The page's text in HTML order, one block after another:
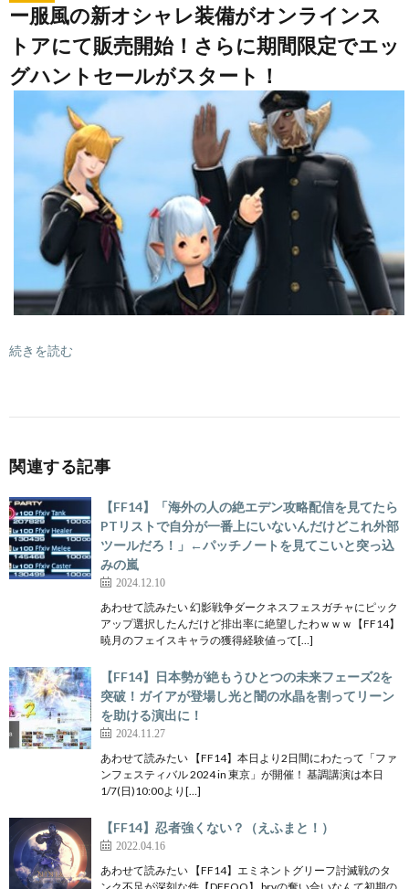
ー服風の新オシャレ装備がオンラインス
トアにて販売開始！さらに期間限定でエッ
グハントセールがスタート！
続きを読む
関連する記事
【FF14】「海外の人の絶エデン攻略配信を見てたら
PTリストで自分が一番上にいないんだけどこれ外部
ツールだろ！」←パッチノートを見てこいと突っ込
みの嵐
2024.12.10
あわせて読みたい 幻影戦争ダークネスフェスガチャにピック
アップ選択したんだけど排出率に絶望したわｗｗｗ【FF14】
暁月のフェイスキャラの獲得経験値って[…]
【FF14】日本勢が絶もうひとつの未来フェーズ2を
突破！ガイアが登場し光と闇の水晶を割ってリーン
を助ける演出に！
2024.11.27
あわせて読みたい 【FF14】本日より2日間にわたって「ファ
ンフェスティバル 2024 in 東京」が開催！ 基調講演は本日
1/7(日)10:00より[…]
【FF14】忍者強くない？（えふまと！）
2022.04.16
あわせて読みたい 【FF14】エミネントグリーフ討滅戦のタ